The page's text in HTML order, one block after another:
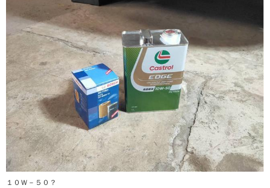
１０Ｗ－５０？